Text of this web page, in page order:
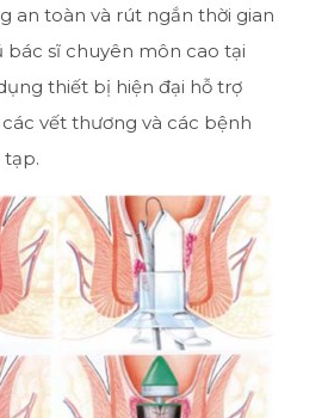
an toàn và rút ngắn thời gian
bác sĩ chuyên môn cao tại
thiết bị hiện đại hỗ trợ
vết thương và các bệnh
tạp.